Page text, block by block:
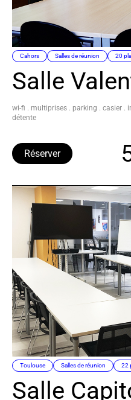
Cahors Salles de réunion 20
Salle
wi-fi . multiprises . parking . casier .
détente
Réserver
Toulouse Salles de réunion 22
Salle